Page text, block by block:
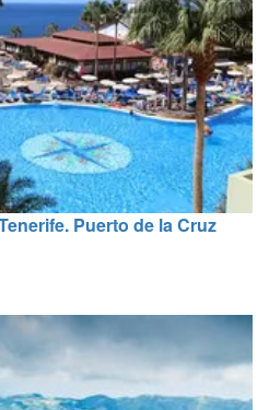
Puerto de la Cruz